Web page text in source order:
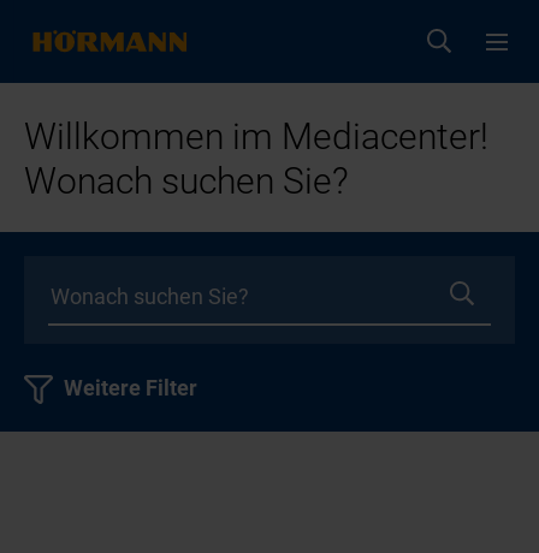
Willkommen im Mediacenter!
Wonach suchen Sie?
Weitere Filter